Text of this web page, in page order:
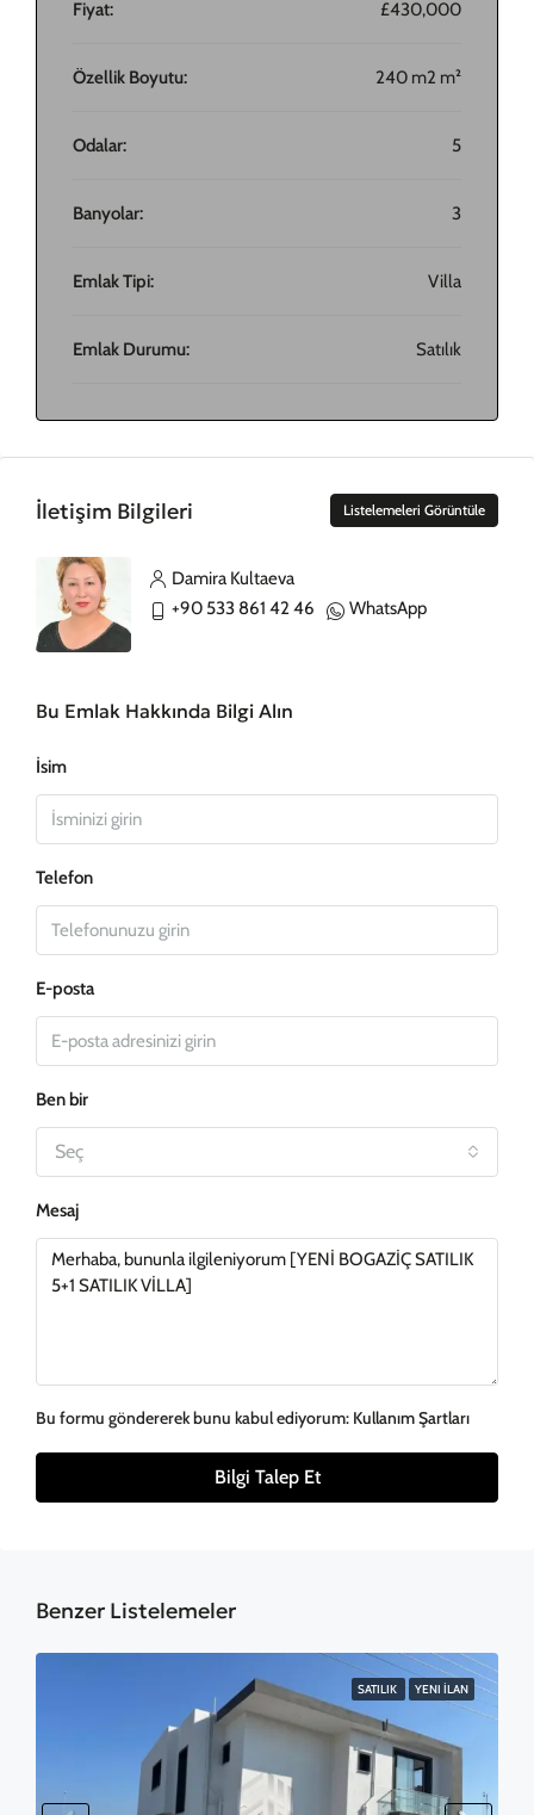
Fiyat: £430,000
Özellik Boyutu: 240 m2 m²
Odalar: 5
Banyolar: 3
Emlak Tipi: Villa
Emlak Durumu: Satılık
İletişim Bilgileri Listelemeleri Görüntüle
Damira Kultaeva
+90 533 861 42 46
WhatsApp
Bu Emlak Hakkında Bilgi Alın
İsim
Telefon
E-posta
Ben bir
Seç
Mesaj
Bu formu göndererek bunu kabul ediyorum: Kullanım Şartları
Bilgi Talep Et
Benzer Listelemeler
SATILIK YENI İLAN